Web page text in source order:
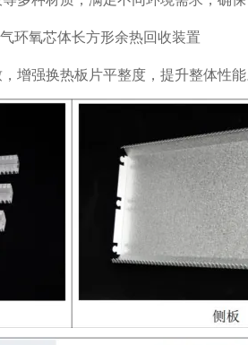
增强换热板片平整度，提升整体性能